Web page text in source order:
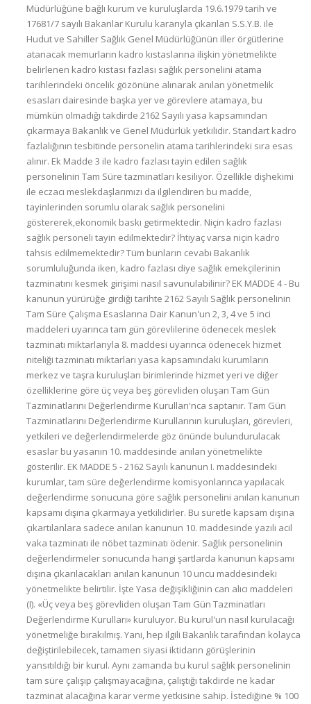
Müdürlüğüne bağlı kurum ve kuruluşlarda 19.6.1979 tarih ve
17681/7 sayılı Bakanlar Kurulu kararıyla çıkarılan S.S.Y.B. ile
Hudut ve Sahiller Sağlık Genel Müdürlüğünün iller örgütlerine
atanacak memurların kadro kıstaslarına ilişkin yönetmelikte
belirlenen kadro kıstası fazlası sağlık personelini atama
tarihlerindeki öncelik gözönüne alınarak anılan yönetmelik
esasları dairesinde başka yer ve görevlere atamaya, bu
mümkün olmadığı takdirde 2162 Sayılı yasa kapsamından
çıkarmaya Bakanlık ve Genel Müdürlük yetkilidir. Standart kadro
fazlalığının tesbitinde personelin atama tarihlerindeki sıra esas
alınır. Ek Madde 3 ile kadro fazlası tayin edilen sağlık
personelinin Tam Süre tazminatları kesiliyor. Özellikle dişhekimi
ile eczacı meslekdaşlarımızı da ilgilendiren bu madde,
tayinlerinden sorumlu olarak sağlık personelini
göstererek,ekonomik baskı getirmektedir. Niçin kadro fazlası
sağlık personeli tayin edilmektedir? İhtiyaç varsa niçin kadro
tahsis edilmemektedir? Tüm bunların cevabı Bakanlık
sorumluluğunda iken, kadro fazlası diye sağlık emekçilerinin
tazminatını kesmek girişimi nasıl savunulabilinir? EK MADDE 4 - Bu
kanunun yürürüğe girdiği tarihte 2162 Sayılı Sağlık personelinin
Tam Süre Çalışma Esaslarına Dair Kanun'un 2, 3, 4 ve 5 inci
maddeleri uyarınca tam gün görevlilerine ödenecek meslek
tazminatı miktarlarıyla 8. maddesi uyarınca ödenecek hizmet
niteliği tazminatı miktarları yasa kapsamındaki kurumların
merkez ve taşra kuruluşları birimlerinde hizmet yeri ve diğer
özelliklerine göre üç veya beş görevliden oluşan Tam Gün
Tazminatlarını Değerlendirme Kurulları'nca saptanır. Tam Gün
Tazminatlarını Değerlendirme Kurullarının kuruluşları, görevleri,
yetkileri ve değerlendirmelerde göz önünde bulundurulacak
esaslar bu yasanın 10. maddesinde anılan yönetmelikte
gösterilir. EK MADDE 5 - 2162 Sayılı kanunun I. maddesindeki
kurumlar, tam süre değerlendirme komisyonlarınca yapılacak
değerlendirme sonucuna göre sağlık personelini anılan kanunun
kapsamı dışına çıkarmaya yetkilidirler. Bu suretle kapsam dışına
çıkartılanlara sadece anılan kanunun 10. maddesinde yazılı acil
vaka tazminatı ile nöbet tazminatı ödenir. Sağlık personelinin
değerlendirmeler sonucunda hangi şartlarda kanunun kapsamı
dışına çıkarılacakları anılan kanunun 10 uncu maddesindeki
yönetmelikte belirtilir. İşte Yasa değişikliğinin can alıcı maddeleri
(I). «Üç veya beş görevliden oluşan Tam Gün Tazminatları
Değerlendirme Kurulları» kuruluyor. Bu kurul'un nasıl kurulacağı
yönetmeliğe bırakılmış. Yani, hep ilgili Bakanlık tarafından kolayca
değiştirilebilecek, tamamen siyasi iktidarın görüşlerinin
yansıtıldığı bir kurul. Aynı zamanda bu kurul sağlık personelinin
tam süre çalışıp çalışmayacağına, çalıştığı takdirde ne kadar
tazminat alacağına karar verme yetkisine sahip. İstediğine % 100